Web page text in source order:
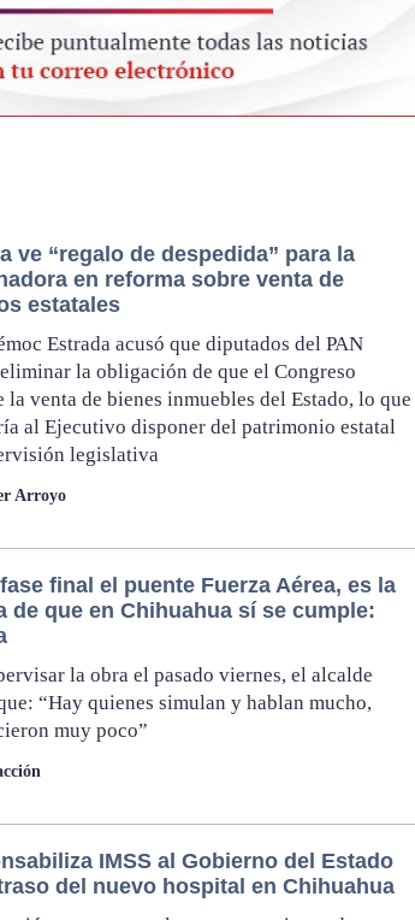
ve “regalo de despedida” para la
en reforma sobre venta de
estatales
Estrada acusó que diputados del PAN
la obligación de que el Congreso
la venta de bienes inmuebles del Estado, lo que
al Ejecutivo disponer del patrimonio estatal
legislativa
Arroyo
final el puente Fuerza Aérea, es la
de que en Chihuahua sí se cumple:
la obra el pasado viernes, el alcalde
“Hay quienes simulan y hablan mucho,
muy poco”
IMSS al Gobierno del Estado
del nuevo hospital en Chihuahua